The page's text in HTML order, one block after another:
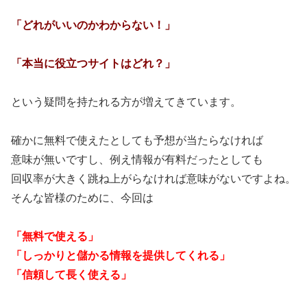
「どれがいいのかわからない！」
「本当に役立つサイトはどれ？」
という疑問を持たれる方が増えてきています。
確かに無料で使えたとしても予想が当たらなければ
意味が無いですし、例え情報が有料だったとしても
回収率が大きく跳ね上がらなければ意味がないですよね。
そんな皆様のために、今回は
「無料で使える」
「しっかりと儲かる情報を提供してくれる」
「信頼して長く使える」